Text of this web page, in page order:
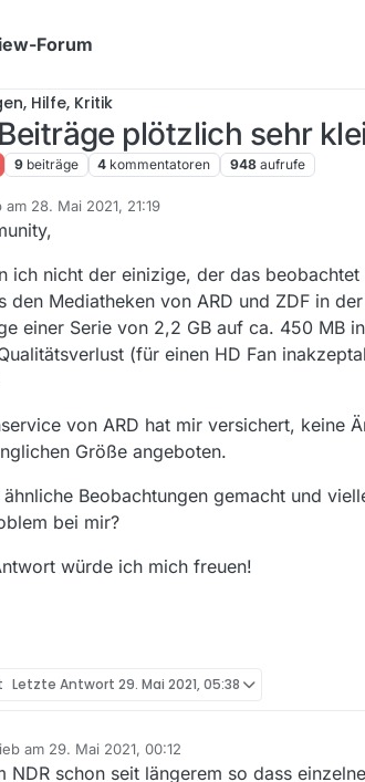
Forum
Hilfe, Kritik
plötzlich sehr
9 beiträge 4 kommentatoren 948 aufrufe
am 28. Mai 2021, 21:19
von
ich nicht der einizige, der das
den Mediatheken von ARD und ZDF in
einer Serie von 2,2 GB auf ca. 450 MB
(für einen HD Fan
von ARD hat mir versichert, keine
Größe angeboten.
Beobachtungen gemacht und
bei mir?
würde ich mich freuen!
Letzte Antwort 29. Mai 2021, 05:38
am 29. Mai 2021, 00:12
editiert von
NDR schon seit längerem so dass